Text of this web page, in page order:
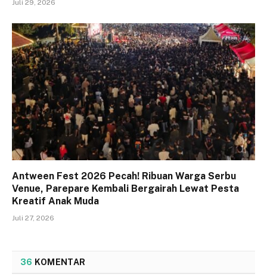
Juli 29, 2026
Antween Fest 2026 Pecah! Ribuan Warga Serbu
Venue, Parepare Kembali Bergairah Lewat Pesta
Kreatif Anak Muda
Juli 27, 2026
36 KOMENTAR